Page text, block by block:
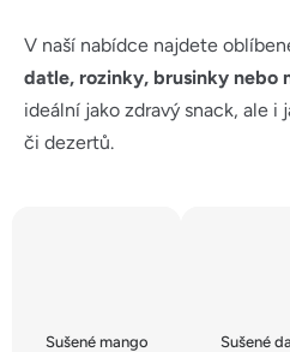
V naší nabídce najdete
datle, rozinky, brusinky nebo
ideální jako zdravý snack, ale i
či dezertů.
Sušené mango Sušené